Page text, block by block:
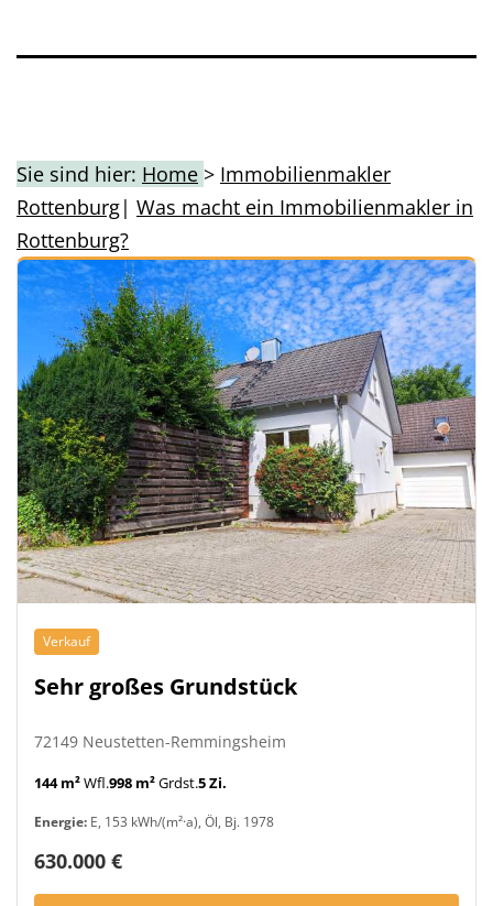
Sie sind hier: Home > Immobilienmakler
Rottenburg| Was macht ein Immobilienmakler in
Rottenburg?
Verkauf
Sehr großes Grundstück
72149 Neustetten-Remmingsheim
144 m²Wfl.998 m²Grdst.5 Zi.
Energie: E, 153 kWh/(m²·a), Öl, Bj. 1978
630.000 €